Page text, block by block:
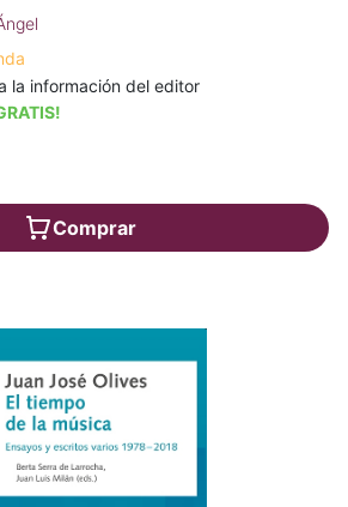
la información del editor
Comprar